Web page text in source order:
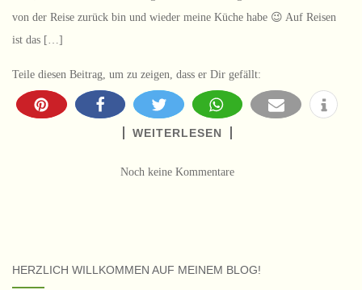
von der Reise zurück bin und wieder meine Küche habe 😉 Auf Reisen
ist das […]
Teile diesen Beitrag, um zu zeigen, dass er Dir gefällt:
WEITERLESEN
Noch keine Kommentare
HERZLICH WILLKOMMEN AUF MEINEM BLOG!